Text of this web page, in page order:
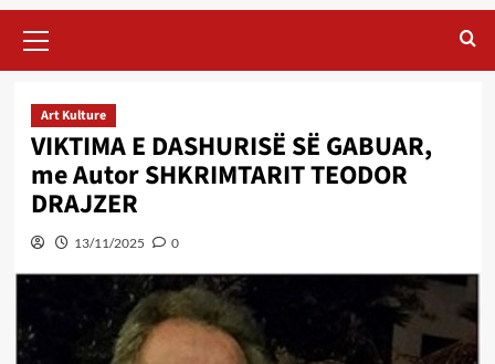
Menu
Art Kulture
VIKTIMA E DASHURISË SË GABUAR,
me Autor SHKRIMTARIT TEODOR
DRAJZER
13/11/2025 0